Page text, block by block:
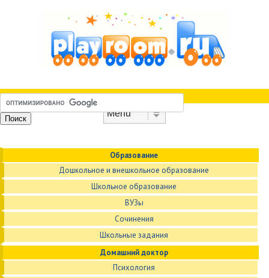
Образование
Дошкольное и внешкольное образование
Школьное образование
ВУЗы
Сочинения
Школьные задания
Домашний доктор
Психология